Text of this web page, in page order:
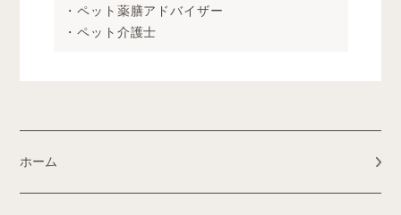
・ペット薬膳アドバイザー
・ペット介護士
ホーム